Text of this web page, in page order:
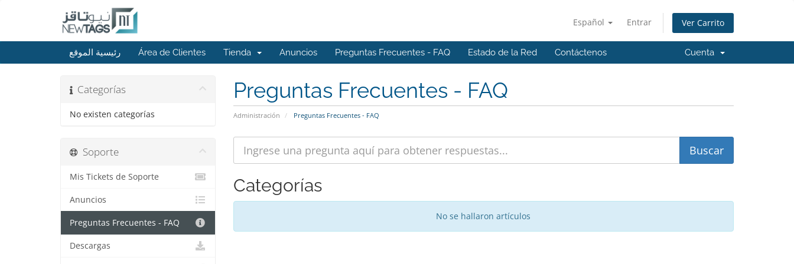
Español Entrar Ver Carrito
رئيسية الموقع Área de Clientes Tienda Anuncios Preguntas Frecuentes - FAQ Estado de la Red Contáctenos Cuenta
Preguntas Frecuentes - FAQ
Administración Preguntas Frecuentes - FAQ
Categorías
No existen categorías
Categorías
No se hallaron artículos
Soporte
Mis Tickets de Soporte
Anuncios
Preguntas Frecuentes - FAQ
Descargas